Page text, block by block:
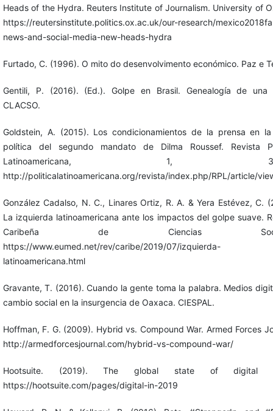
Heads of the Hydra. Reuters Institute of Journalism. University of
https://reutersinstitute.politics.ox.ac.uk/our-research/
news-and-social-media-new-heads-hydra
Furtado, C. (1996). O mito do desenvolvimento económico. Paz e
Gentili, P. (2016). (Ed.). Golpe en Brasil. Genealogía de una
CLACSO.
Goldstein, A. (2015). Los condicionamientos de la prensa en
política del segundo mandato de Dilma Roussef. Revista
Latinoamericana, 1, 36-
http://politicalatinoamericana.org/revista/index.php/RPL/article/
González Cadalso, N. C., Linares Ortiz, R. A. & Yera Estévez, C.
La izquierda latinoamericana ante los impactos del golpe suave.
Caribeña de Ciencias
https://www.eumed.net/rev/caribe/2019/07/izquierda-
latinoamericana.html
Gravante, T. (2016). Cuando la gente toma la palabra. Medios
cambio social en la insurgencia de Oaxaca. CIESPAL.
Hoffman, F. G. (2009). Hybrid vs. Compound War. Armed Forces
http://armedforcesjournal.com/hybrid-vs-compound-war/
Hootsuite. (2019). The global state of digital
https://hootsuite.com/pages/digital-in-2019